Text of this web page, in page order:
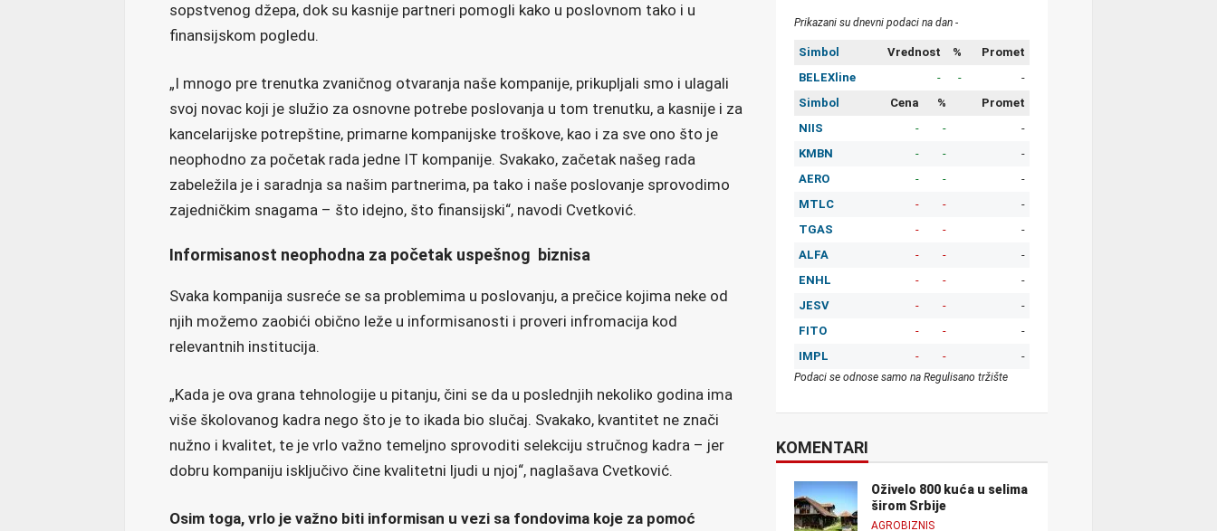
sopstvenog džepa, dok su kasnije partneri pomogli kako u poslovnom tako i u
finansijskom pogledu.
„I mnogo pre trenutka zvaničnog otvaranja naše kompanije, prikupljali smo i ulagali
svoj novac koji je služio za osnovne potrebe poslovanja u tom trenutku, a kasnije i za
kancelarijske potrepštine, primarne kompanijske troškove, kao i za sve ono što je
neophodno za početak rada jedne IT kompanije. Svakako, začetak našeg rada
zabeležila je i saradnja sa našim partnerima, pa tako i naše poslovanje sprovodimo
zajedničkim snagama – što idejno, što finansijski“, navodi Cvetković.
Informisanost neophodna za početak uspešnog biznisa
Svaka kompanija susreće se sa problemima u poslovanju, a prečice kojima neke od
njih možemo zaobići obično leže u informisanosti i proveri infromacija kod
relevantnih institucija.
„Kada je ova grana tehnologije u pitanju, čini se da u poslednjih nekoliko godina ima
više školovanog kadra nego što je to ikada bio slučaj. Svakako, kvantitet ne znači
nužno i kvalitet, te je vrlo važno temeljno sprovoditi selekciju stručnog kadra – jer
dobru kompaniju isključivo čine kvalitetni ljudi u njoj“, naglašava Cvetković.
Osim toga, vrlo je važno biti informisan u vezi sa fondovima koje za pomoć
Prikazani su dnevni podaci na dan -
Simbol Vrednost %
Promet
BELEXline
- -
-
Simbol
Cena %
Promet
NIIS
- -
-
KMBN
- -
-
AERO
- -
-
MTLC
- -
-
TGAS
- -
-
ALFA
- -
-
ENHL
- -
-
JESV
- -
-
FITO
- -
-
IMPL
- - -
Podaci se odnose samo na Regulisano tržište
KOMENTARI
Oživelo 800 kuća u selima
širom Srbije
AGROBIZNIS